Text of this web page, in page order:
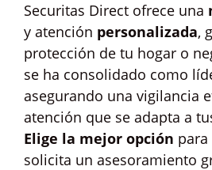
Securitas Direct ofrece una
y atención personalizada,
protección de tu hogar o
se ha consolidado como
asegurando una vigilancia
atención que se adapta a
Elige la mejor opción
solicita un asesoramiento